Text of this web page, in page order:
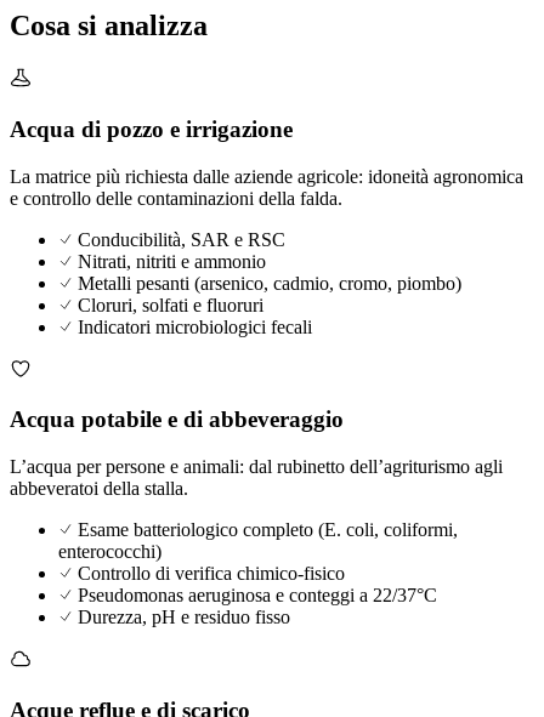
Cosa si analizza
Acqua di pozzo e irrigazione
La matrice più richiesta dalle aziende agricole: idoneità agronomica
e controllo delle contaminazioni della falda.
Conducibilità, SAR e RSC
Nitrati, nitriti e ammonio
Metalli pesanti (arsenico, cadmio, cromo, piombo)
Cloruri, solfati e fluoruri
Indicatori microbiologici fecali
Acqua potabile e di abbeveraggio
L’acqua per persone e animali: dal rubinetto dell’agriturismo agli
abbeveratoi della stalla.
Esame batteriologico completo (E. coli, coliformi,
enterococchi)
Controllo di verifica chimico-fisico
Pseudomonas aeruginosa e conteggi a 22/37°C
Durezza, pH e residuo fisso
Acque reflue e di scarico